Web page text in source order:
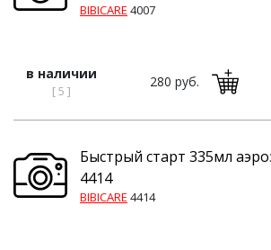
BIBICARE 4007
в наличии
[ 5 ]
280 руб.
Быстрый старт 335мл
4414
BIBICARE 4414